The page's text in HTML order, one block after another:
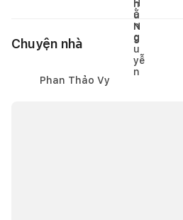
Chuyện nhà
Phan Thảo Vy